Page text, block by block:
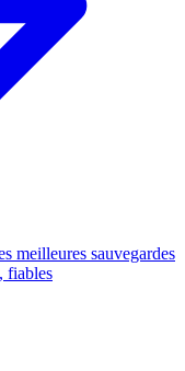
meilleures sauvegardes
fiables